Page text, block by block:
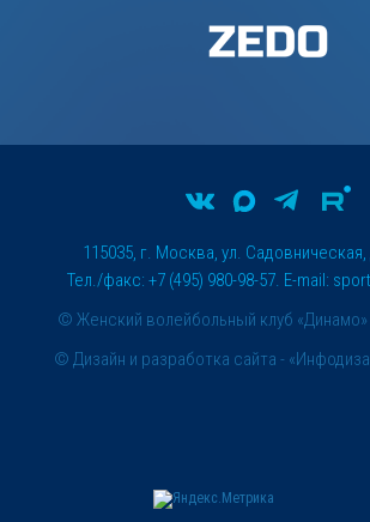
© Женский волейбольный клуб
115035, г. Москва, ул.
Тел./факс: +7 (495) 980-98-57. E-mail:
© Дизайн и разработка сайта -